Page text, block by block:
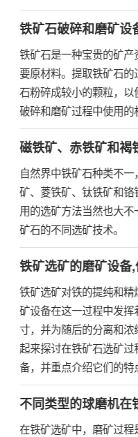
铁矿石破碎和磨矿设
铁矿石是一种宝贵的矿
要原材料。提取铁矿石
石粉碎成较小的颗粒，
破碎和磨矿过程中使用的
磁铁矿、赤铁矿和褐
自然界中铁矿石种类不
矿、菱铁矿、钛铁矿和
用的选矿方法当然也大
矿石的不同选矿技术。
铁矿选矿的磨矿设备,
铁矿选矿对铁的提纯和
矿设备在这一过程中发
寸，并为随后的分离和
起来探讨在铁矿石选矿
备，并重点介绍它们的特
不同类型的球磨机在
在铁矿选矿中，磨矿过程